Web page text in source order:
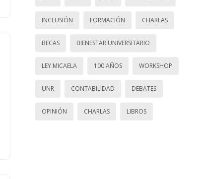
INCLUSIÓN FORMACIÓN CHARLAS
BECAS BIENESTAR UNIVERSITARIO
LEY MICAELA 100 AÑOS WORKSHOP
UNR CONTABILIDAD DEBATES
OPINIÓN CHARLAS LIBROS